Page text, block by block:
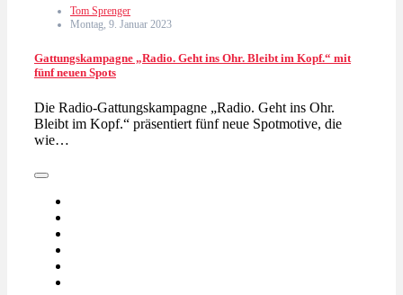
Tom Sprenger
Montag, 9. Januar 2023
Gattungskampagne „Radio. Geht ins Ohr. Bleibt im Kopf.“ mit
fünf neuen Spots
Die Radio-Gattungskampagne „Radio. Geht ins Ohr.
Bleibt im Kopf.“ präsentiert fünf neue Spotmotive, die
wie…